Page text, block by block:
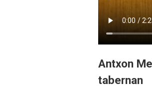
Antxon
tabernan